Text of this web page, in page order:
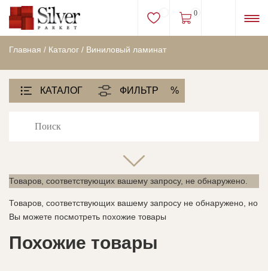
0
Главная / Каталог / Виниловый ламинат
КАТАЛОГ ФИЛЬТР %
Товаров, соответствующих вашему запросу, не обнаружено.
Товаров, соответствующих вашему запросу не обнаружено, но
Вы можете посмотреть похожие товары
Похожие товары